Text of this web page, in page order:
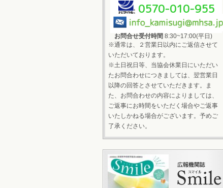
0570-010-955
お問合せ受付時間 8:30~17:00(平日)
※通常は、２営業日以内にご返信させて
いただいております。
※土日祝日等、当協会休業日にいただい
たお問合わせにつきましては、翌営業日
以降の回答とさせていただきます。ま
た、お問合わせの内容によりましては、
ご返事にお時間をいただく場合やご返事
いたしかねる場合がございます。予めご
了承ください。